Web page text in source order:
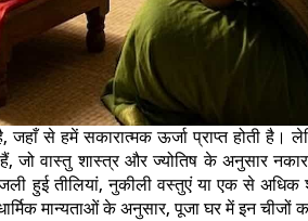
जहाँ से हमें सकारात्मक ऊर्जा प्राप्त होती है।
वास्तु शास्त्र और ज्योतिष के अनुसार
हुई तीलियां, नुकीली वस्तुएं या एक से
मान्यताओं के अनुसार, पूजा घर में इन चीजों